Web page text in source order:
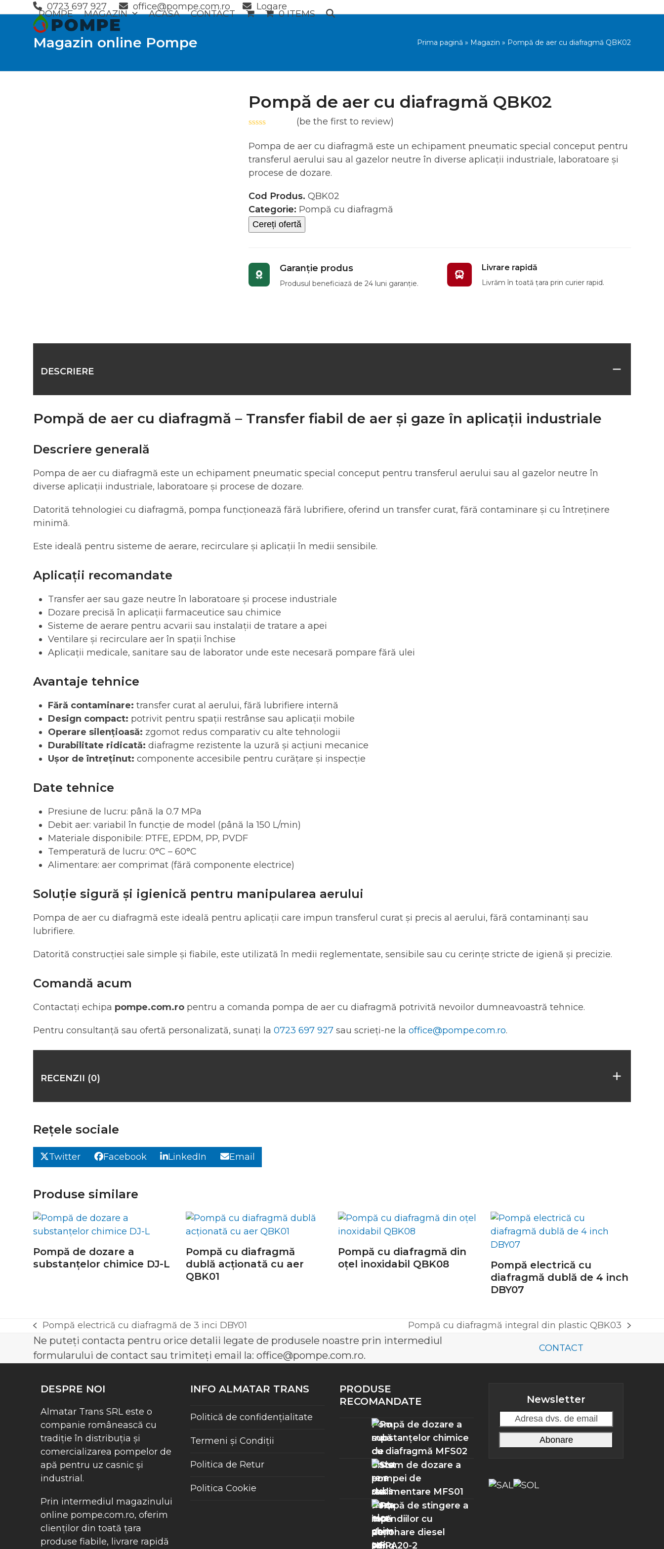
0723 697 927 office@pompe.com.ro Logare
POMPE MAGAZIN ACASA CONTACT 0 ITEMS
Magazin online Pompe Prima pagină » Magazin » Pompă de aer cu diafragmă QBK02
Pompă de aer cu diafragmă QBK02
la
din
5
(be the first to review)
Pompa de aer cu diafragmă este un echipament pneumatic special conceput pentru
transferul aerului sau al gazelor neutre în diverse aplicații industriale, laboratoare și
procese de dozare.
Cod Produs. QBK02
Categorie: Pompă cu diafragmă
Cereți ofertă
Garanție produs
Produsul beneficiază de 24 luni garanție.
Livrare rapidă
Livrăm în toată țara prin curier rapid.
DESCRIERE
Pompă de aer cu diafragmă – Transfer fiabil de aer și gaze în aplicații industriale
Descriere generală
Pompa de aer cu diafragmă este un echipament pneumatic special conceput pentru transferul aerului sau al gazelor neutre în
diverse aplicații industriale, laboratoare și procese de dozare.
Datorită tehnologiei cu diafragmă, pompa funcționează fără lubrifiere, oferind un transfer curat, fără contaminare și cu întreținere
minimă.
Este ideală pentru sisteme de aerare, recirculare și aplicații în medii sensibile.
Aplicații recomandate
Transfer aer sau gaze neutre în laboratoare și procese industriale
Dozare precisă în aplicații farmaceutice sau chimice
Sisteme de aerare pentru acvarii sau instalații de tratare a apei
Ventilare și recirculare aer în spații închise
Aplicații medicale, sanitare sau de laborator unde este necesară pompare fără ulei
Avantaje tehnice
Fără contaminare: transfer curat al aerului, fără lubrifiere internă
Design compact: potrivit pentru spații restrânse sau aplicații mobile
Operare silențioasă: zgomot redus comparativ cu alte tehnologii
Durabilitate ridicată: diafragme rezistente la uzură și acțiuni mecanice
Ușor de întreținut: componente accesibile pentru curățare și inspecție
Date tehnice
Presiune de lucru: până la 0.7 MPa
Debit aer: variabil în funcție de model (până la 150 L/min)
Materiale disponibile: PTFE, EPDM, PP, PVDF
Temperatură de lucru: 0°C – 60°C
Alimentare: aer comprimat (fără componente electrice)
Soluție sigură și igienică pentru manipularea aerului
Pompa de aer cu diafragmă este ideală pentru aplicații care impun transferul curat și precis al aerului, fără contaminanți sau
lubrifiere.
Datorită construcției sale simple și fiabile, este utilizată în medii reglementate, sensibile sau cu cerințe stricte de igienă și precizie.
Comandă acum
Contactați echipa pompe.com.ro pentru a comanda pompa de aer cu diafragmă potrivită nevoilor dumneavoastră tehnice.
Pentru consultanță sau ofertă personalizată, sunați la0723 697 927 sau scrieți-ne laoffice@pompe.com.ro.
RECENZII (0)
Rețele sociale
Twitter Facebook LinkedIn Email
Produse similare
Pompă de dozare a
substanțelor chimice DJ-L
Pompă cu diafragmă
dublă acționată cu aer
QBK01
Pompă cu diafragmă din
oțel inoxidabil QBK08
Pompă electrică cu
diafragmă dublă de 4 inch
DBY07
previous
post:
Pompă electrică cu diafragmă de 3 inci DBY01
next
post:
Pompă cu diafragmă integral din plastic QBK03
Ne puteți contacta pentru orice detalii legate de produsele noastre prin intermediul
formularului de contact sau trimiteți email la: office@pompe.com.ro.
CONTACT
DESPRE NOI
Almatar Trans SRL este o
companie românească cu
tradiție în distribuția și
comercializarea pompelor de
apă pentru uz casnic și
industrial.
Prin intermediul magazinului
online pompe.com.ro, oferim
clienților din toată țara
produse fiabile, livrare rapidă
INFO ALMATAR TRANS
Politică de confidențialitate
Termeni și Condiții
Politica de Retur
Politica Cookie
PRODUSE
RECOMANDATE
Pompă de dozare a
substanțelor chimice
cu diafragmă MFS02
Sistem de dozare a
pompei de
realimentare MFS01
Pompă de stingere a
incendiilor cu
acționare diesel
NFPA20-2
Newsletter
Adresa
dvs.
Abonare